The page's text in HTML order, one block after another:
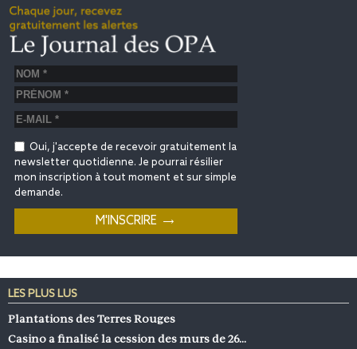
Oui, j'accepte de recevoir gratuitement la
newsletter quotidienne. Je pourrai résilier
mon inscription à tout moment et sur simple
demande.
LES PLUS LUS
Plantations des Terres Rouges
Casino a finalisé la cession des murs de 26…